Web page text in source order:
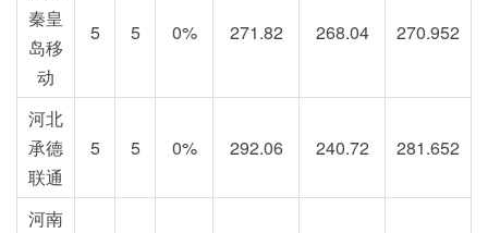
秦皇
岛移
动
5 5 0% 271.82 268.04 270.952
河北
承德
联通
5 5 0% 292.06 240.72 281.652
河南